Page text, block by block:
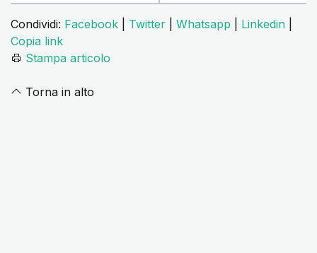
Condividi: Facebook Twitter Whatsapp Linkedin
Copia link
Stampa articolo
Torna in alto